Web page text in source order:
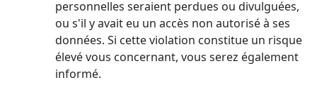
personnelles seraient perdues ou divulguées,
ou s'il y avait eu un accès non autorisé à ses
données. Si cette violation constitue un risque
élevé vous concernant, vous serez également
informé.